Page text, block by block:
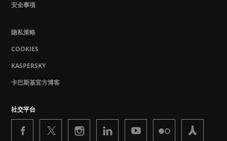
安全事项
隐私策略
COOKIES
KASPERSKY
卡巴斯基官方博客
社交平台